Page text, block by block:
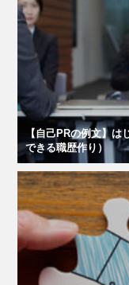
【自己PRの例文】
できる職歴作り）